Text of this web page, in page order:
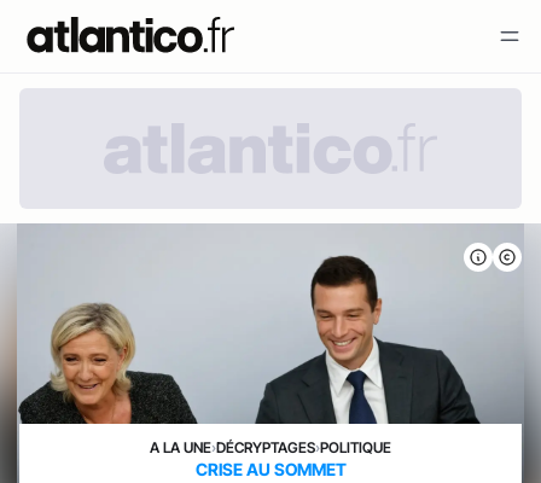
A LA UNE›DÉCRYPTAGES›POLITIQUE
CRISE AU SOMMET